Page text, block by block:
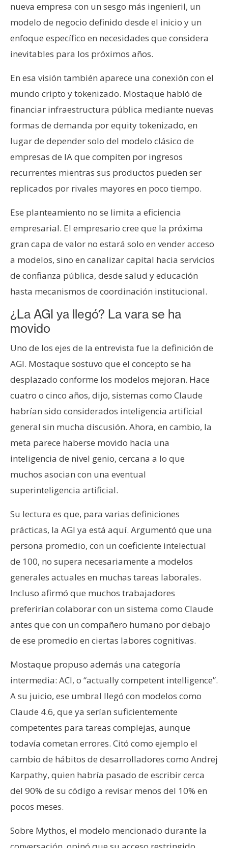
nueva empresa con un sesgo más ingenieril, un
modelo de negocio definido desde el inicio y un
enfoque específico en necesidades que considera
inevitables para los próximos años.
En esa visión también aparece una conexión con el
mundo cripto y tokenizado. Mostaque habló de
financiar infraestructura pública mediante nuevas
formas de demanda por equity tokenizado, en
lugar de depender solo del modelo clásico de
empresas de IA que compiten por ingresos
recurrentes mientras sus productos pueden ser
replicados por rivales mayores en poco tiempo.
Ese planteamiento no se limita a eficiencia
empresarial. El empresario cree que la próxima
gran capa de valor no estará solo en vender acceso
a modelos, sino en canalizar capital hacia servicios
de confianza pública, desde salud y educación
hasta mecanismos de coordinación institucional.
¿La AGI ya llegó? La vara se ha
movido
Uno de los ejes de la entrevista fue la definición de
AGI. Mostaque sostuvo que el concepto se ha
desplazado conforme los modelos mejoran. Hace
cuatro o cinco años, dijo, sistemas como Claude
habrían sido considerados inteligencia artificial
general sin mucha discusión. Ahora, en cambio, la
meta parece haberse movido hacia una
inteligencia de nivel genio, cercana a lo que
muchos asocian con una eventual
superinteligencia artificial.
Su lectura es que, para varias definiciones
prácticas, la AGI ya está aquí. Argumentó que una
persona promedio, con un coeficiente intelectual
de 100, no supera necesariamente a modelos
generales actuales en muchas tareas laborales.
Incluso afirmó que muchos trabajadores
preferirían colaborar con un sistema como Claude
antes que con un compañero humano por debajo
de ese promedio en ciertas labores cognitivas.
Mostaque propuso además una categoría
intermedia: ACI, o “actually competent intelligence”.
A su juicio, ese umbral llegó con modelos como
Claude 4.6, que ya serían suficientemente
competentes para tareas complejas, aunque
todavía cometan errores. Citó como ejemplo el
cambio de hábitos de desarrolladores como Andrej
Karpathy, quien habría pasado de escribir cerca
del 90% de su código a revisar menos del 10% en
pocos meses.
Sobre Mythos, el modelo mencionado durante la